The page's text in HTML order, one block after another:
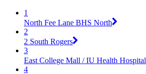
1
North Fee Lane BHS North
2
2 South Rogers
3
East College Mall / IU Health Hospital
4